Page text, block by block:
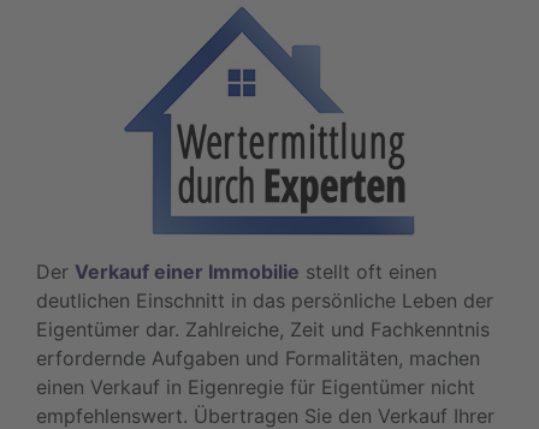
Der Verkauf einer Immobilie stellt oft einen
deutlichen Einschnitt in das persönliche Leben der
Eigentümer dar. Zahlreiche, Zeit und Fachkenntnis
erfordernde Aufgaben und Formalitäten, machen
einen Verkauf in Eigenregie für Eigentümer nicht
empfehlenswert. Übertragen Sie den Verkauf Ihrer